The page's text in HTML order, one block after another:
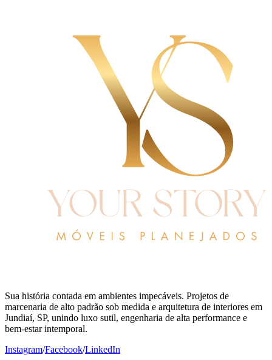
Sua história contada em ambientes impecáveis. Projetos de
marcenaria de alto padrão sob medida e arquitetura de interiores em
Jundiaí, SP, unindo luxo sutil, engenharia de alta performance e
bem-estar intemporal.
Instagram/Facebook/LinkedIn